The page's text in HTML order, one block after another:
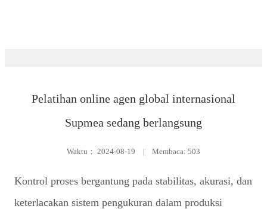
Pelatihan online agen global internasional
Supmea sedang berlangsung
Waktu： 2024-08-19 | Membaca: 503
Kontrol proses bergantung pada stabilitas, akurasi, dan
keterlacakan sistem pengukuran dalam produksi